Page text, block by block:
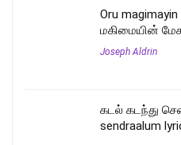
Oru
மகிமையின்
Joseph Aldrin
கடல் கடந்து
sendraalum